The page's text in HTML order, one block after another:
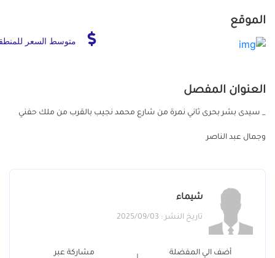
الموقع
متوسط السعر
العنوان المفصل
_ سيدى بشر بحرى ثاني نمرة من شارع محمد نجيب بالقرب من ملك حفني
وجمال عبد الناصر
شيماء
تاريخ النشر : 2025/09/03
أضف الي المفضلة مشاركة عبر